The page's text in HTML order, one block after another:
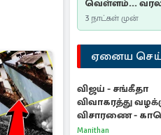
வெள்ளம்...
சிறப்புமிக்க
பிரகடனம்…
3 நாட்கள் முன்
ஏனைய
விஜய் - சங்கீதா
விவாகரத்து
விசாரணை -
மூலம் ஆஜராக
Manithan